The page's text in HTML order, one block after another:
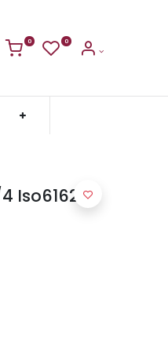
0 0
Iso6162-1